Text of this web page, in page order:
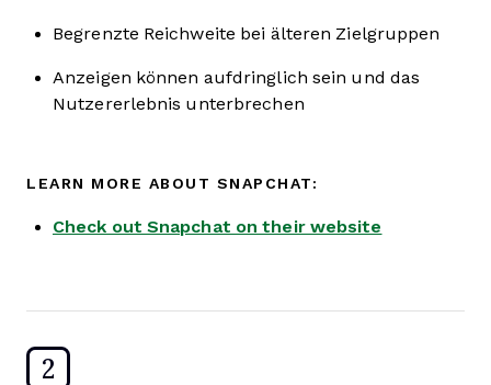
Begrenzte Reichweite bei älteren Zielgruppen
Anzeigen können aufdringlich sein und das
Nutzererlebnis unterbrechen
LEARN MORE ABOUT SNAPCHAT:
Check out Snapchat on their website
2